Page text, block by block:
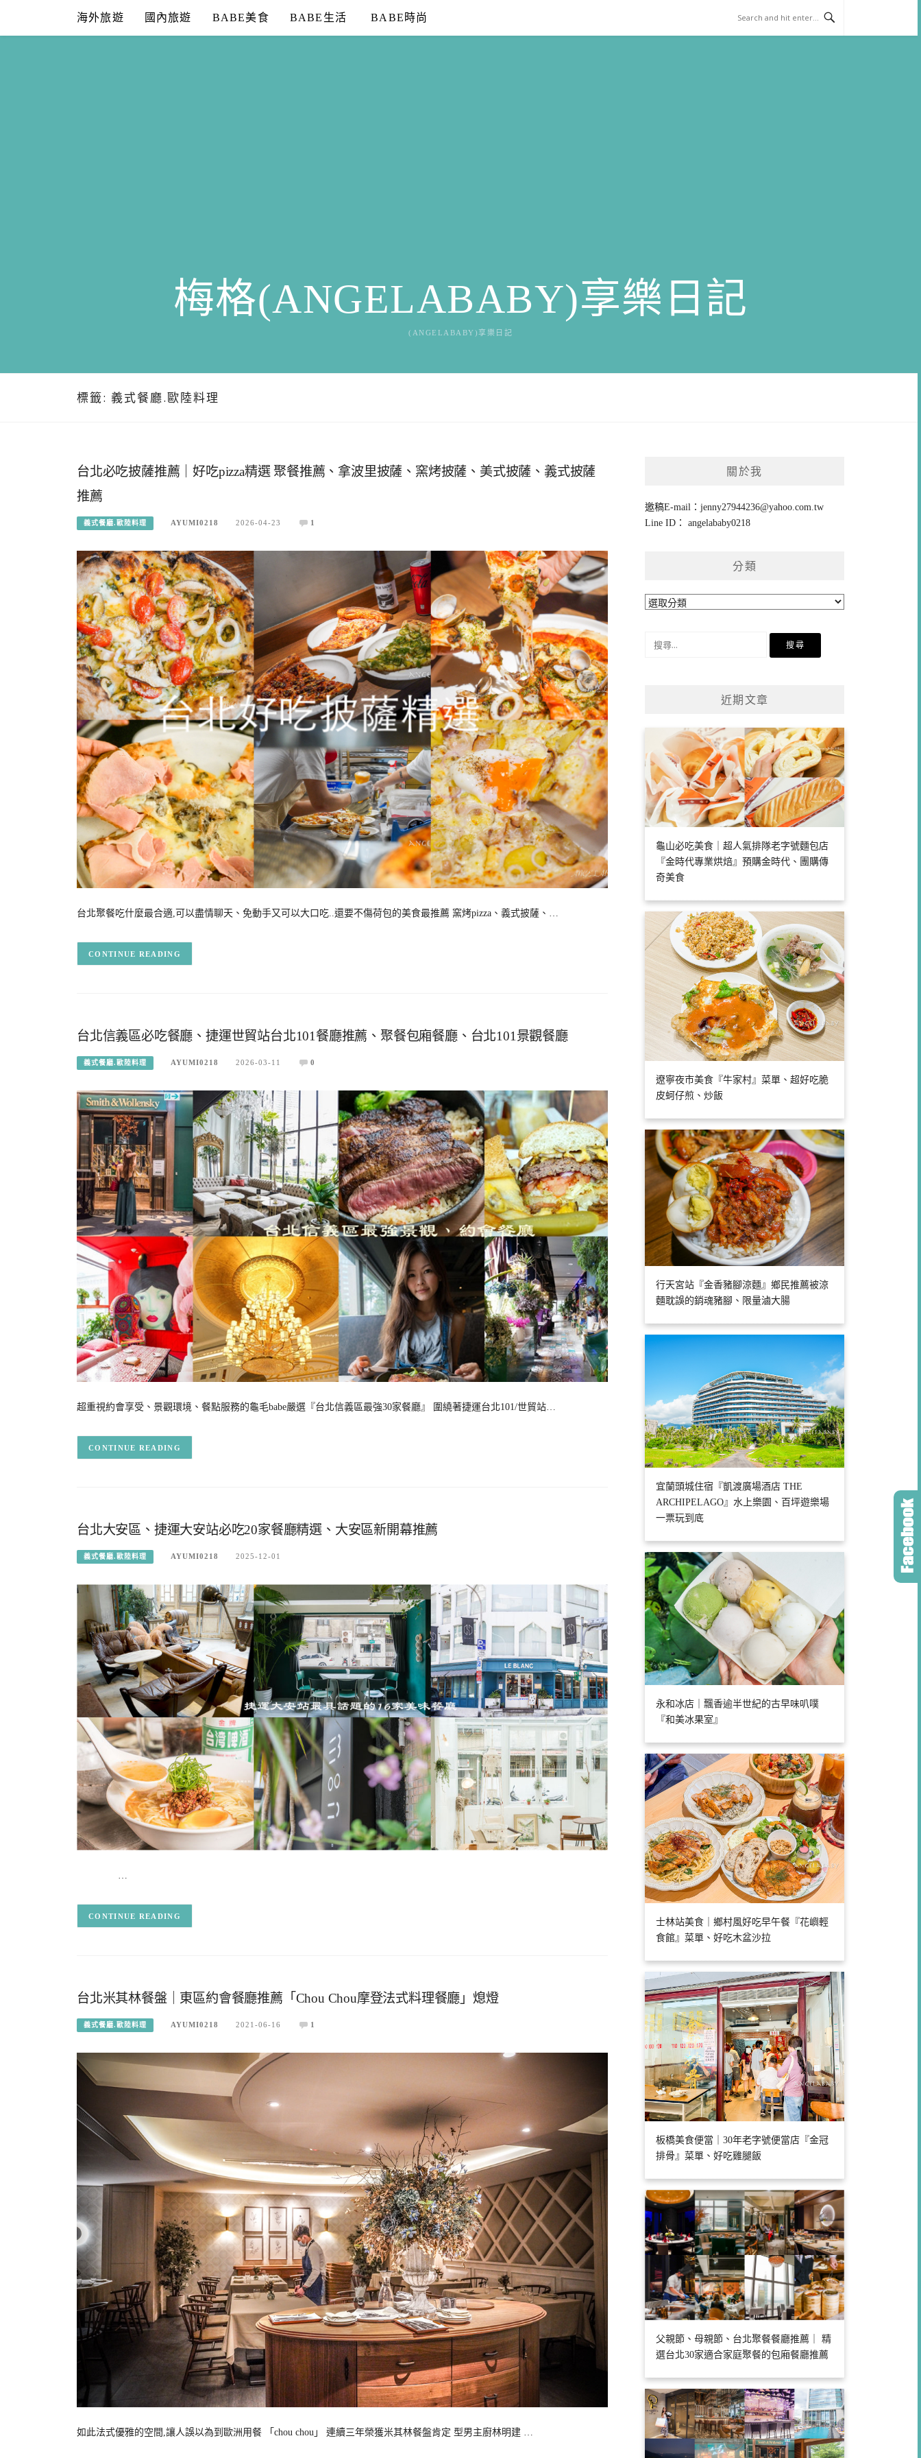
content
海外旅遊 國內旅遊 BABE美食 BABE生活 BABE時尚
梅格(ANGELABABY)享樂日記
(ANGELABABY)享樂日記
標籤: 義式餐廳.歐陸料理
台北必吃披薩推薦｜好吃pizza精選 聚餐推薦、拿波里披薩、窯烤披薩、美式披薩、義式披薩
推薦
義式餐廳.歐陸料理 AYUMI0218 2026-04-23 1
台北聚餐吃什麼最合適,可以盡情聊天、免動手又可以大口吃..還要不傷荷包的美食最推薦 窯烤pizza、義式披薩、…
CONTINUE READING
台北信義區必吃餐廳、捷運世貿站台北101餐廳推薦、聚餐包廂餐廳、台北101景觀餐廳
義式餐廳.歐陸料理 AYUMI0218 2026-03-11 0
超重視約會享受、景觀環境、餐點服務的龜毛babe嚴選『台北信義區最強30家餐廳』 圍繞著捷運台北101/世貿站…
CONTINUE READING
台北大安區、捷運大安站必吃20家餐廳精選、大安區新開幕推薦
義式餐廳.歐陸料理 AYUMI0218 2025-12-01
CONTINUE READING
台北米其林餐盤｜東區約會餐廳推薦「Chou Chou摩登法式料理餐廳」熄燈
義式餐廳.歐陸料理 AYUMI0218 2021-06-16 1
如此法式優雅的空間,讓人誤以為到歐洲用餐 「chou chou」 連續三年榮獲米其林餐盤肯定 型男主廚林明建 …
關於我
邀稿E-mail：jenny27944236@yahoo.com.tw
Line ID： angelababy0218
分類
分
近期文章
龜山必吃美食｜超人氣排隊老字號麵包店
『金時代專業烘焙』預購金時代、團購傳
奇美食
遼寧夜市美食『牛家村』菜單、超好吃脆
皮蚵仔煎、炒飯
行天宮站『金香豬腳涼麵』鄉民推薦被涼
麵耽誤的銷魂豬腳、限量滷大腸
宜蘭頭城住宿『凱渡廣場酒店 THE
ARCHIPELAGO』水上樂園、百坪遊樂場
一票玩到底
永和冰店｜飄香逾半世紀的古早味叭噗
『和美冰果室』
士林站美食｜鄉村風好吃早午餐『花嶼輕
食館』菜單、好吃木盆沙拉
板橋美食便當｜30年老字號便當店『金冠
排骨』菜單、好吃雞腿飯
父親節、母親節、台北聚餐餐廳推薦｜ 精
選台北30家適合家庭聚餐的包廂餐廳推薦